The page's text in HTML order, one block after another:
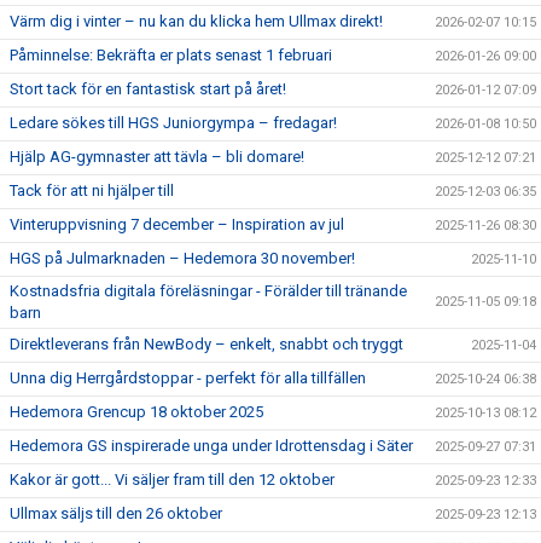
Värm dig i vinter – nu kan du klicka hem Ullmax direkt! 2026-02-07 10:15
Påminnelse: Bekräfta er plats senast 1 februari 2026-01-26 09:00
Stort tack för en fantastisk start på året! 2026-01-12 07:09
Ledare sökes till HGS Juniorgympa – fredagar! 2026-01-08 10:50
Hjälp AG-gymnaster att tävla – bli domare! 2025-12-12 07:21
Tack för att ni hjälper till 2025-12-03 06:35
Vinteruppvisning 7 december – Inspiration av jul 2025-11-26 08:30
HGS på Julmarknaden – Hedemora 30 november! 2025-11-10
Kostnadsfria digitala föreläsningar - Förälder till tränande
barn
2025-11-05 09:18
Direktleverans från NewBody – enkelt, snabbt och tryggt 2025-11-04
Unna dig Herrgårdstoppar - perfekt för alla tillfällen 2025-10-24 06:38
Hedemora Grencup 18 oktober 2025 2025-10-13 08:12
Hedemora GS inspirerade unga under Idrottensdag i Säter 2025-09-27 07:31
Kakor är gott... Vi säljer fram till den 12 oktober 2025-09-23 12:33
Ullmax säljs till den 26 oktober 2025-09-23 12:13